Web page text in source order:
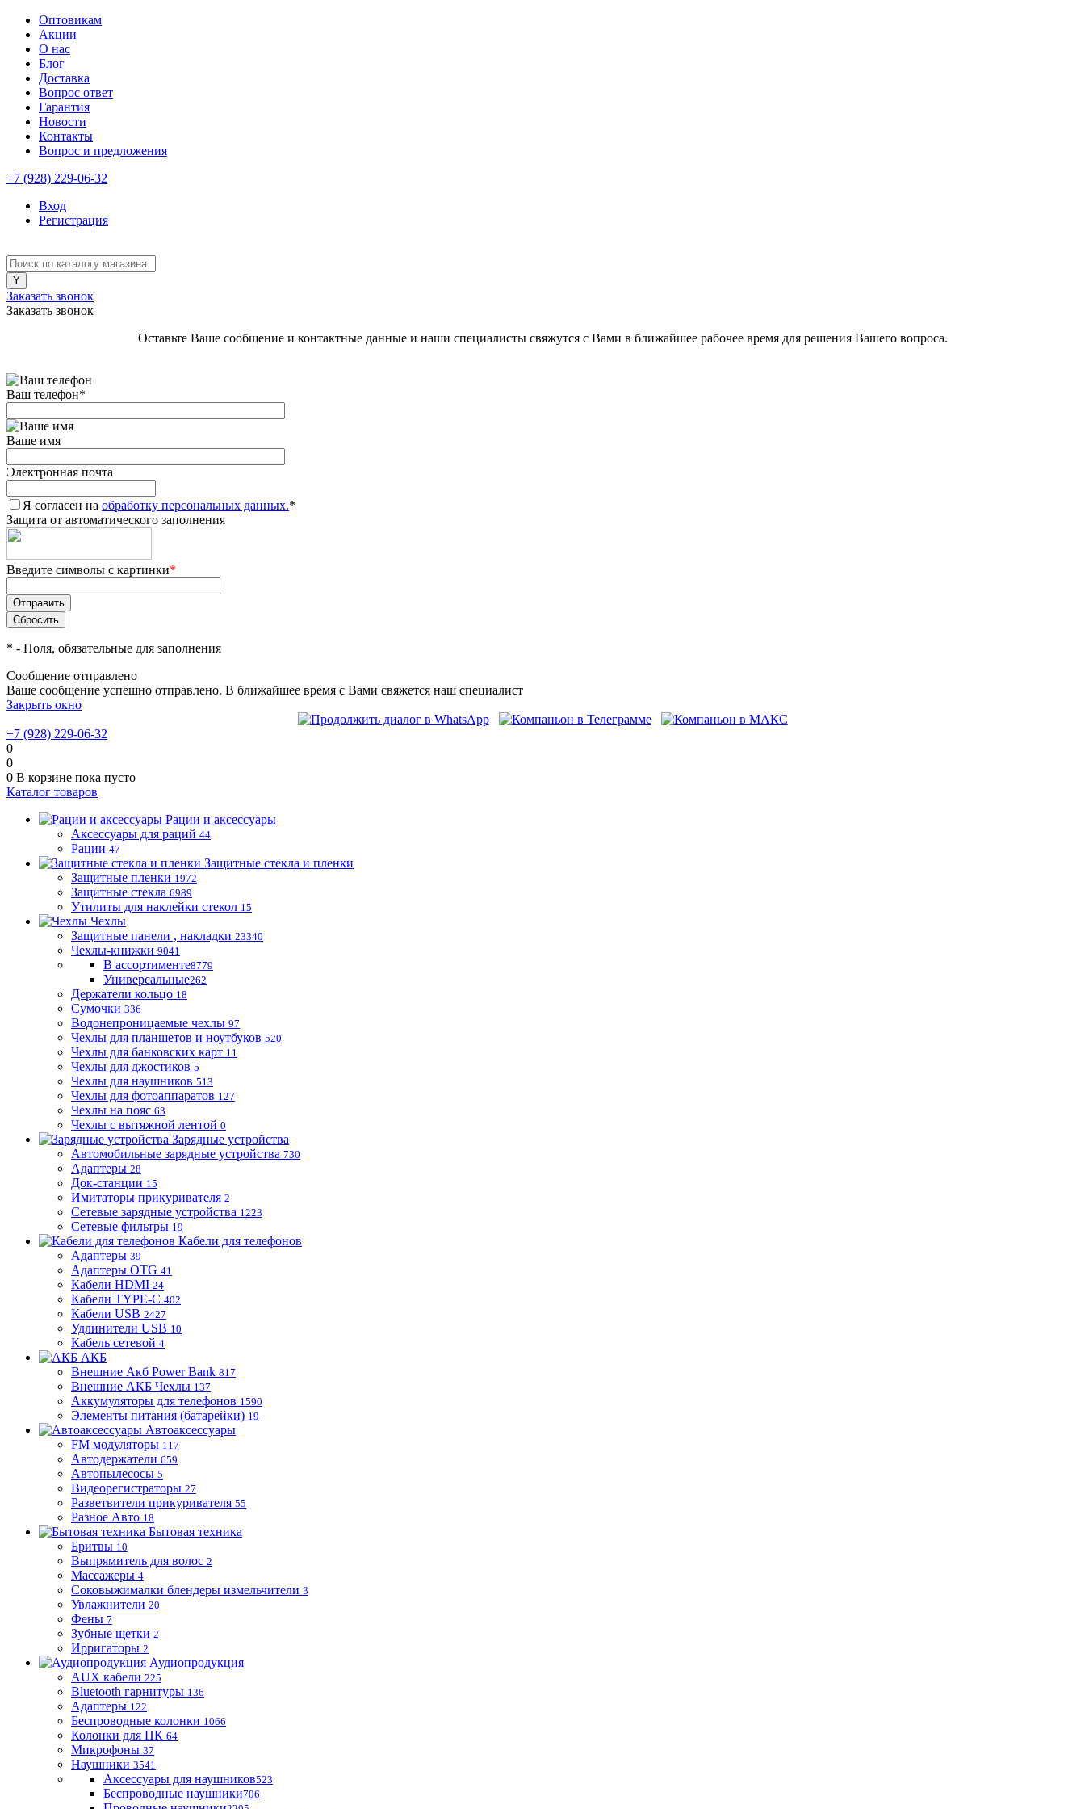
Оптовикам
Акции
О нас
Блог
Доставка
Вопрос ответ
Гарантия
Новости
Контакты
Вопрос и предложения
+7 (928) 229-06-32
Вход
Регистрация
Заказать звонок
Заказать звонок
Оставьте Ваше сообщение и контактные данные и наши специалисты свяжутся с Вами в ближайшее рабочее время для решения Вашего вопроса.
Ваш телефон*
Ваше имя
Электронная почта
Я согласен на обработку персональных данных.*
Защита от автоматического заполнения
Введите символы с картинки*
* - Поля, обязательные для заполнения
Сообщение отправлено
Ваше сообщение успешно отправлено. В ближайшее время с Вами свяжется наш специалист
Закрыть окно
+7 (928) 229-06-32
0
0
0 В корзине пока пусто
Каталог товаров
Рации и аксессуары
Аксессуары для раций 44
Рации 47
Защитные стекла и пленки
Защитные пленки 1972
Защитные стекла 6989
Утилиты для наклейки стекол 15
Чехлы
Защитные панели , накладки 23340
Чехлы-книжки 9041
В ассортименте8779
Универсальные262
Держатели кольцо 18
Сумочки 336
Водонепроницаемые чехлы 97
Чехлы для планшетов и ноутбуков 520
Чехлы для банковских карт 11
Чехлы для джостиков 5
Чехлы для наушников 513
Чехлы для фотоаппаратов 127
Чехлы на пояс 63
Чехлы с вытяжной лентой 0
Зарядные устройства
Автомобильные зарядные устройства 730
Адаптеры 28
Док-станции 15
Имитаторы прикуривателя 2
Сетевые зарядные устройства 1223
Сетевые фильтры 19
Кабели для телефонов
Адаптеры 39
Адаптеры OTG 41
Кабели HDMI 24
Кабели TYPE-C 402
Кабели USB 2427
Удлинители USB 10
Кабель сетевой 4
АКБ
Внешние Акб Power Bank 817
Внешние АКБ Чехлы 137
Аккумуляторы для телефонов 1590
Элементы питания (батарейки) 19
Автоаксессуары
FM модуляторы 117
Автодержатели 659
Автопылесосы 5
Видеорегистраторы 27
Разветвители прикуривателя 55
Разное Авто 18
Бытовая техника
Бритвы 10
Выпрямитель для волос 2
Массажеры 4
Соковыжималки блендеры измельчители 3
Увлажнители 20
Фены 7
Зубные щетки 2
Ирригаторы 2
Аудиопродукция
AUX кабели 225
Bluetooth гарнитуры 136
Адаптеры 122
Беспроводные колонки 1066
Колонки для ПК 64
Микрофоны 37
Наушники 3541
Аксессуары для наушников523
Беспроводные наушники706